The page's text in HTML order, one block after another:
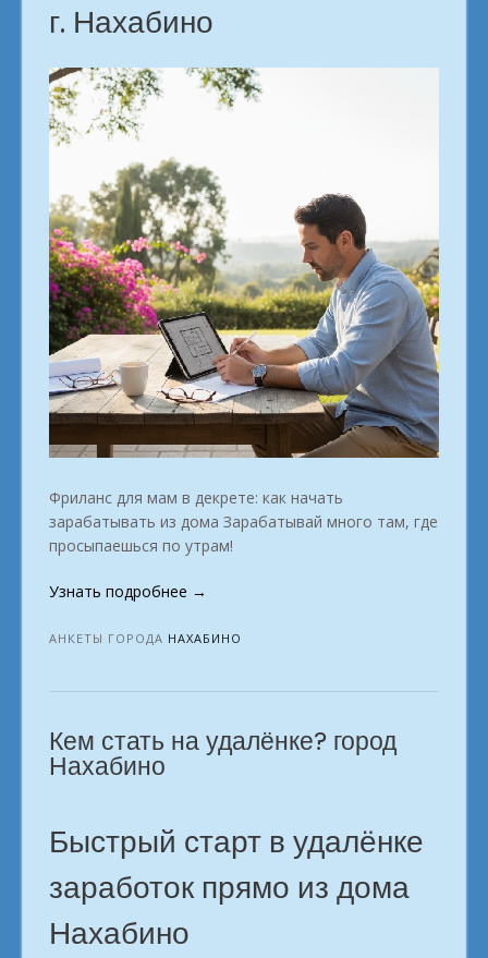
г. Нахабино
Фриланс для мам в декрете: как начать
зарабатывать из дома Зарабатывай много там, где
просыпаешься по утрам!
Узнать подробнее «Профессии
работы
дома.
Нахабино»
→
АНКЕТЫ ГОРОДА НАХАБИНО
Кем стать на удалёнке? город
Нахабино
Быстрый старт в удалёнке
заработок прямо из дома
Нахабино